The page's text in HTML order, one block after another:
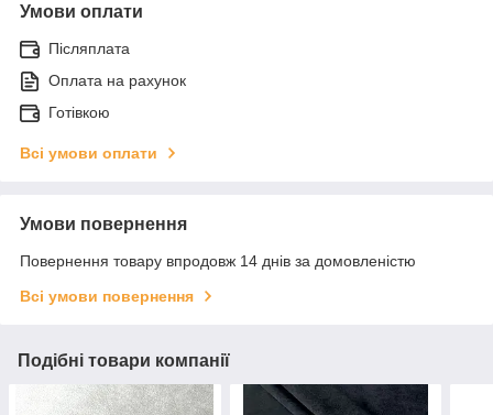
Умови оплати
Післяплата
Оплата на рахунок
Готівкою
Всі умови оплати
Умови повернення
Повернення товару впродовж 14 днів за домовленістю
Всі умови повернення
Подібні товари компанії